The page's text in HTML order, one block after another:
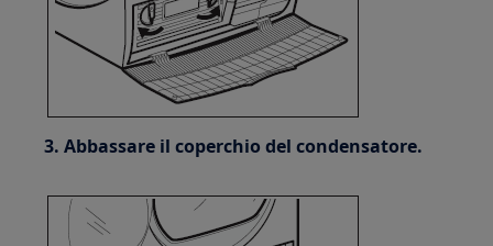
3. Abbassare il coperchio del condensatore.